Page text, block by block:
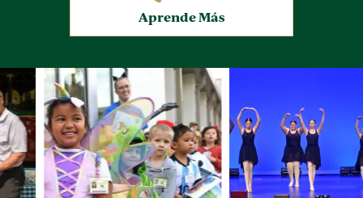
Aprende Más